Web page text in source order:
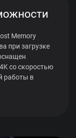
Memory
при загрузке
со скоростью
работы в